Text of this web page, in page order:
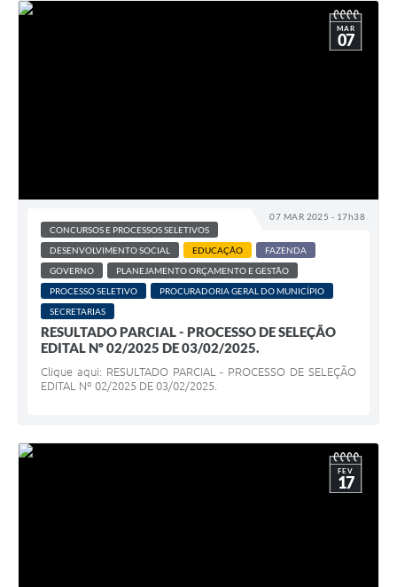
07 MAR 2025 - 17h38
MAR
07
CONCURSOS E PROCESSOS SELETIVOS
DESENVOLVIMENTO SOCIAL
EDUCAÇÃO
FAZENDA
GOVERNO
PLANEJAMENTO ORÇAMENTO E GESTÃO
PROCESSO SELETIVO
PROCURADORIA GERAL DO MUNICÍPIO
SECRETARIAS
RESULTADO PARCIAL - PROCESSO DE SELEÇÃO
EDITAL Nº 02/2025 DE 03/02/2025.
Clique aqui: RESULTADO PARCIAL - PROCESSO DE SELEÇÃO
EDITAL Nº 02/2025 DE 03/02/2025.
FEV
17